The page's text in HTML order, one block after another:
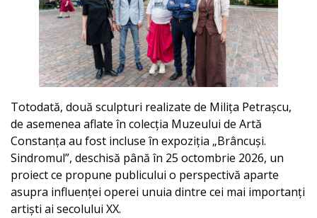
Totodată, două sculpturi realizate de Milița Petrașcu,
de asemenea aflate în colecția Muzeului de Artă
Constanța au fost incluse în expoziția „Brâncuși.
Sindromul”, deschisă până în 25 octombrie 2026, un
proiect ce propune publicului o perspectivă aparte
asupra influenței operei unuia dintre cei mai importanți
artiști ai secolului XX.